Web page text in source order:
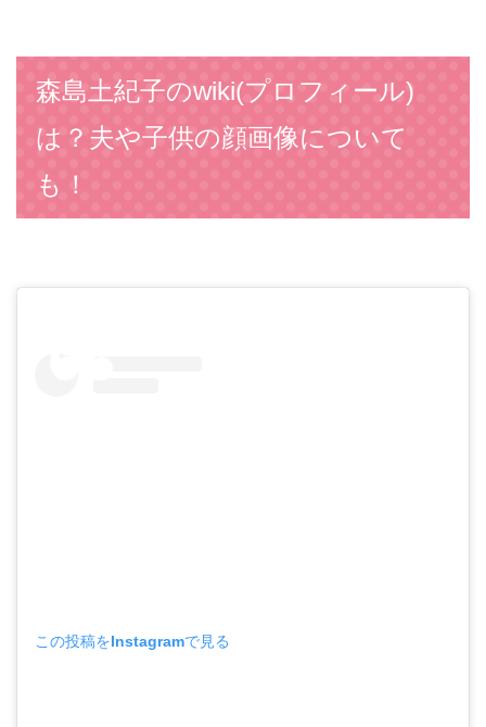
森島土紀子のwiki(プロフィール)
は？夫や子供の顔画像について
も！
この投稿をInstagramで見る